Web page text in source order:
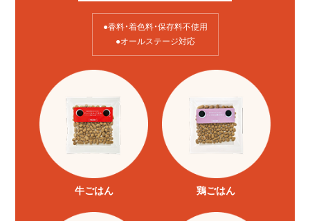
●香料・着色料・保存料不使用
●オールステージ対応
牛ごはん 鶏ごはん